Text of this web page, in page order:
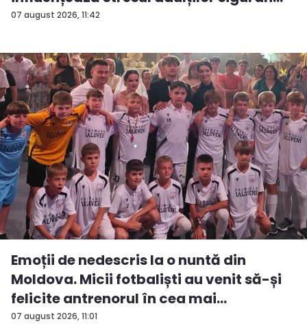
07 august 2026, 11:42
07 august 2026, 11:01
Emoții de nedescris la o nuntă din
Moldova. Micii fotbaliști au venit să-și
felicite antrenorul în cea mai
importan...